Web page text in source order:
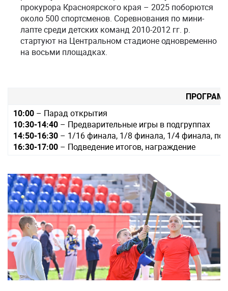
прокурора Красноярского края – 2025 поборются
около 500 спортсменов. Соревнования по мини-
лапте среди детских команд 2010-2012 гг. р.
стартуют на Центральном стадионе одновременно
на восьми площадках.
10:00 – Парад открытия
10:30-14:40 – Предварительные игры в подгруппах
14:50-16:30 – 1/16 финала, 1/8 финала, 1/4 финала,
16:30-17:00 – Подведение итогов, награждение